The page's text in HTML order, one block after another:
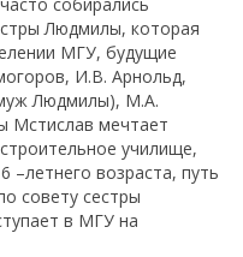
Людмилы, которая
МГУ, будущие
И.В. Арнольд,
Людмилы), М.А.
Мстислав мечтает
училище,
–летнего возраста, путь
совету сестры
в МГУ на